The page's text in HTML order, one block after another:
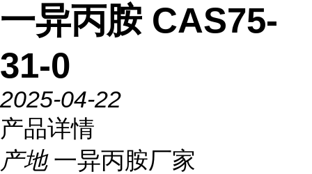
一异丙胺 CAS75-
31-0
2025-04-22
产品详情
产地 一异丙胺厂家